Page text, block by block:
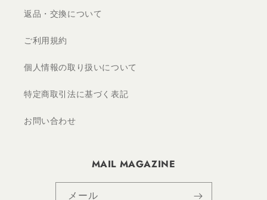
返品・交換について
ご利用規約
個人情報の取り扱いについて
特定商取引法に基づく表記
お問い合わせ
MAIL MAGAZINE
メール